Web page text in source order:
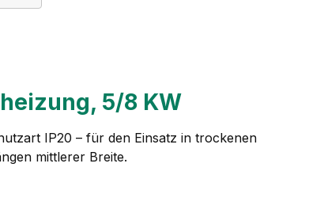
5/8 KW
IP20 – für den Einsatz in trockenen
mittlerer Breite.